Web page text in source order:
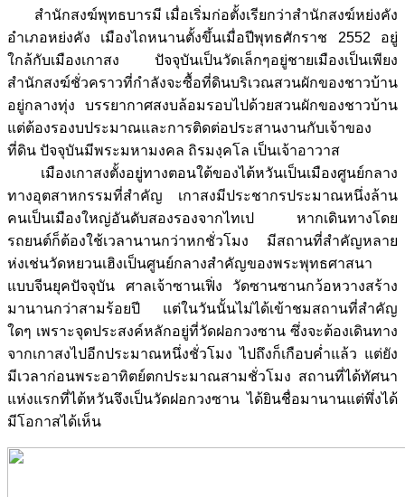
สำนักสงฆ์พุทธบารมี เมื่อเริ่มก่อตั้งเรียกว่าสำนักสงฆ์หย่งคัง
อำเภอหย่งคัง เมืองไถหนานตั้งขึ้นเมื่อปีพุทธศักราช 2552 อยู่
ใกล้กับเมืองเกาสง ปัจจุบันเป็นวัดเล็กๆอยู่ชายเมืองเป็นเพียง
สำนักสงฆ์ชั่วคราวที่กำลังจะซื้อที่ดินบริเวณสวนผักของชาวบ้าน
อยู่กลางทุ่ง บรรยากาศสงบล้อมรอบไปด้วยสวนผักของชาวบ้าน
แต่ต้องรองบประมาณและการติดต่อประสานงานกับเจ้าของ
ที่ดิน ปัจจุบันมีพระมหามงคล ถิรมงฺคโล เป็นเจ้าอาวาส
เมืองเกาสงตั้งอยู่ทางตอนใต้ของไต้หวันเป็นเมืองศูนย์กลาง
ทางอุตสาหกรรมที่สำคัญ เกาสงมีประชากรประมาณหนึ่งล้าน
คนเป็นเมืองใหญ่อันดับสองรองจากไทเป หากเดินทางโดย
รถยนต์ก็ต้องใช้เวลานานกว่าหกชั่วโมง มีสถานที่สำคัญหลาย
ห่งเช่นวัดหยวนเฮิงเป็นศูนย์กลางสำคัญของพระพุทธศาสนา
แบบจีนยุคปัจจุบัน ศาลเจ้าซานเฟิ่ง วัดซานซานกว้อหวางสร้าง
มานานกว่าสามร้อยปี แต่ในวันนั้นไม่ได้เข้าชมสถานที่สำคัญ
ใดๆ เพราะจุดประสงค์หลักอยู่ที่วัดฝอกวงซาน ซึ่งจะต้องเดินทาง
จากเกาสงไปอีกประมาณหนึ่งชั่วโมง ไปถึงก็เกือบค่ำแล้ว แต่ยัง
มีเวลาก่อนพระอาทิตย์ตกประมาณสามชั่วโมง สถานที่ได้ทัศนา
แห่งแรกที่ไต้หวันจึงเป็นวัดฝอกวงซาน ได้ยินชื่อมานานแต่พึ่งได้
มีโอกาสได้เห็น